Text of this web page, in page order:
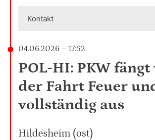
Kontakt
04.06.2026 – 17:52
POL-HI: PKW
der Fahrt Feuer
vollständig aus
Hildesheim (ost)